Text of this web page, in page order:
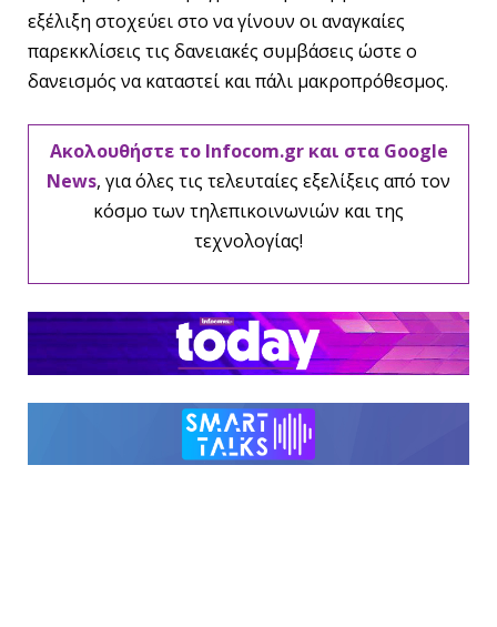
εξέλιξη στοχεύει στο να γίνουν οι αναγκαίες
παρεκκλίσεις τις δανειακές συμβάσεις ώστε ο
δανεισμός να καταστεί και πάλι μακροπρόθεσμος.
Ακολουθήστε το Infocom.gr και στα Google
News, για όλες τις τελευταίες εξελίξεις από τον
κόσμο των τηλεπικοινωνιών και της
τεχνολογίας!